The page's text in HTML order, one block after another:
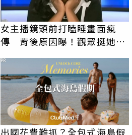
女主播鏡頭前打瞌睡畫面瘋
傳 背後原因曝！觀眾挺她：
出國花費難抓？全包式海島假
PR